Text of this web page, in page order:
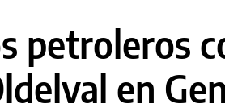
petroleros
en